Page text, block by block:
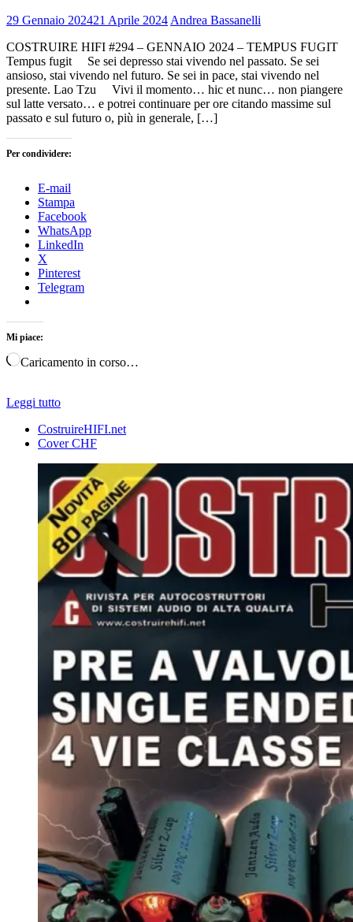
29 Gennaio 202421 Aprile 2024 Andrea Bassanelli
COSTRUIRE HIFI #294 – GENNAIO 2024 – TEMPUS FUGIT
Tempus fugit Se sei depresso stai vivendo nel passato. Se sei
ansioso, stai vivendo nel futuro. Se sei in pace, stai vivendo nel
presente. Lao Tzu Vivi il momento… hic et nunc… non piangere
sul latte versato… e potrei continuare per ore citando massime sul
passato e sul futuro o, più in generale, […]
Per condividere:
E-mail
Stampa
Facebook
WhatsApp
LinkedIn
X
Pinterest
Telegram
Mi piace:
Caricamento in corso…
Leggi tutto
CostruireHIFI.net
Cover CHF